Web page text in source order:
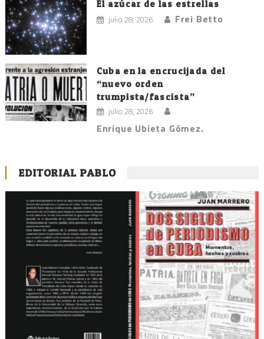
El azúcar de las estrellas
julio 28, 2026 Frei Betto
Cuba en la encrucijada del
“nuevo orden
trumpista/fascista”
julio 28, 2026
Enrique Ubieta Gómez.
EDITORIAL PABLO